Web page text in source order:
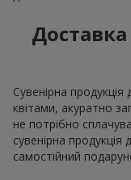
Доставка
Сувенірна
квітами, акуратно
не потрібно
сувенірна
самостійний